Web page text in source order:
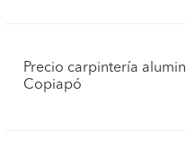
Precio carpintería
Copiapó